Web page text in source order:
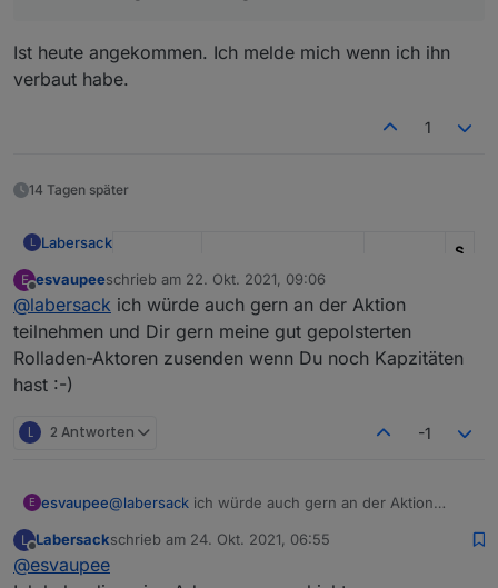
Ist heute angekommen. Ich melde mich wenn ich ihn
verbaut habe.
1
14 Tagen später
L Labersack
Modell Funktion
Kondens
ator
S
HM-LC-
Unterputz
? ?
Bl1PBU-
0
K
Dim1T-FM
Unterputzdimmer
E
Offline
esvaupeeschrieb am 22. Okt. 2021, 09:06
zuletzt editiert von
@labersack ich würde auch gern an der Aktion
teilnehmen und Dir gern meine gut gepolsterten
Rolladen-Aktoren zusenden wenn Du noch Kapzitäten
hast :-)
L 2 Antworten -1
E esvaupee@labersack
Rolladen-Aktoren zusenden wenn Du noch
Kapzitäten hast :-)
L Labersackschrieb am 24. Okt. 2021, 06:55
zuletzt editiert von
@esvaupee